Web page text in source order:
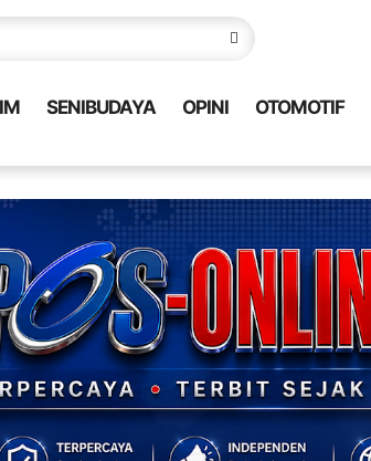
SENIBUDAYA OPINI OTOMOTIF